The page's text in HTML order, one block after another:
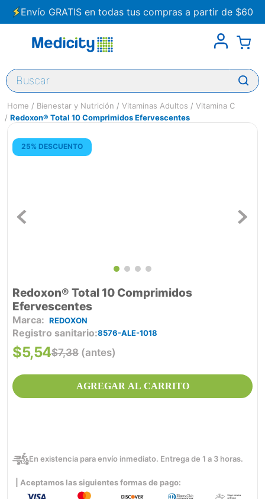
Envío GRATIS en todas tus compras a partir de $60
Buscar
Bienestar y Nutrición Vitaminas Adultos
Vitamina C
Redoxon® Total 10 Comprimidos Efervescentes
25% DESCUENTO
Redoxon® Total 10 Comprimidos
Efervescentes
REDOXON
Registro sanitario 8576-ALE-1018
$7,38 (antes)
$5,54
AGREGAR AL CARRITO
En existencia para envío inmediato. Entrega de 1 a 3 horas.
| Aceptamos las siguientes formas de pago: